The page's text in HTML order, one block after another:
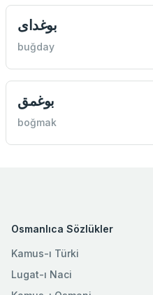
بوغدای
buğday
بوغمق
boğmak
Osmanlıca Sözlükler
Kamus-ı Türki
Lugat-ı Naci